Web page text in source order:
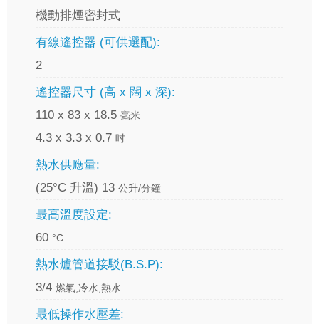
機動排煙密封式
有線遙控器 (可供選配):
2
遙控器尺寸 (高 x 闊 x 深):
110 x 83 x 18.5 毫米
4.3 x 3.3 x 0.7 吋
熱水供應量:
(25°C 升溫) 13 公升/分鐘
最高溫度設定:
60 °C
熱水爐管道接駁(B.S.P):
3/4 燃氣,冷水,熱水
最低操作水壓差: